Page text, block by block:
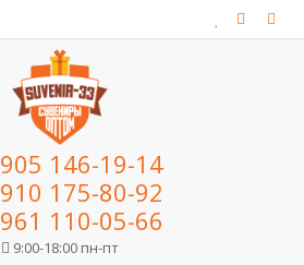
146-19-14
175-80-92
110-05-66
9:00-18:00 пн-пт